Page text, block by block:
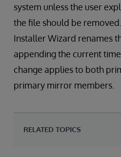
system unless the user
the file should be
Installer Wizard renames
appending the current
change applies to both
primary mirror members.
RELATED TOPICS